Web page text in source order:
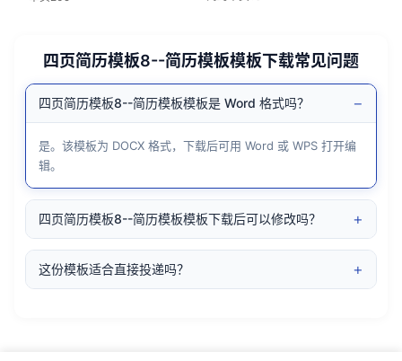
四页简历模板8--简历模板模板下载常见问题
四页简历模板8--简历模板模板是 Word 格式吗？ −
是。该模板为 DOCX 格式，下载后可用 Word 或 WPS 打开编
辑。
四页简历模板8--简历模板模板下载后可以修改吗？ +
这份模板适合直接投递吗？ +